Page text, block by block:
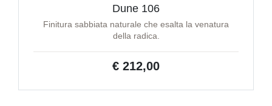
Dune 106
Finitura sabbiata naturale che esalta la venatura
della radica.
€ 212,00